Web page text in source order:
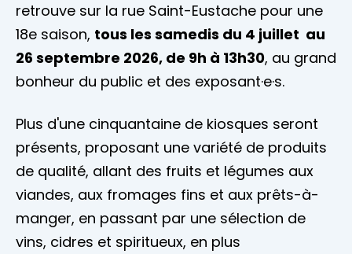
retrouve sur la rue Saint-Eustache pour une
18e saison, tous les samedis du 4 juillet au
26 septembre 2026, de 9h à 13h30, au grand
bonheur du public et des exposant·e·s.
Plus d'une cinquantaine de kiosques seront
présents, proposant une variété de produits
de qualité, allant des fruits et légumes aux
viandes, aux fromages fins et aux prêts-à-
manger, en passant par une sélection de
vins, cidres et spiritueux, en plus